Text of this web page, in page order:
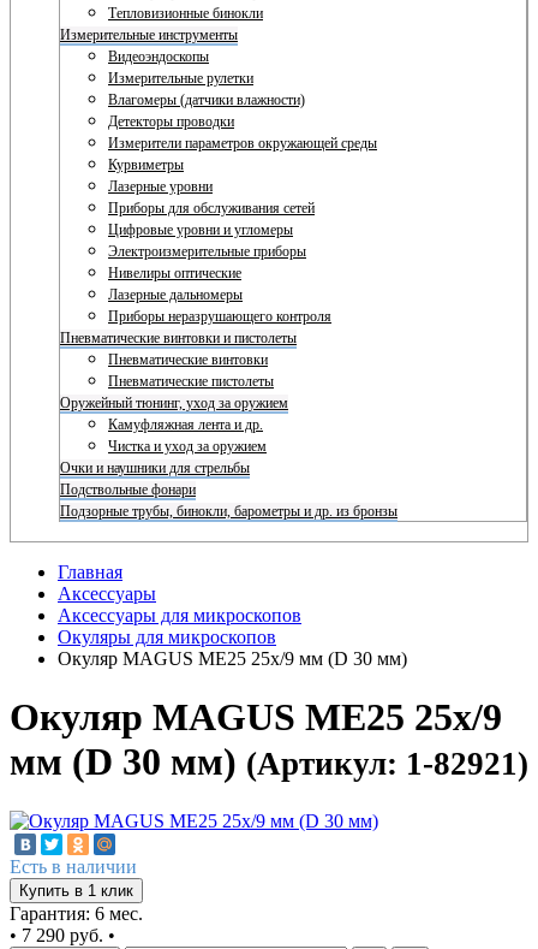
Тепловизионные бинокли
Измерительные инструменты
Видеоэндоскопы
Измерительные рулетки
Влагомеры (датчики влажности)
Детекторы проводки
Измерители параметров окружающей среды
Курвиметры
Лазерные уровни
Приборы для обслуживания сетей
Цифровые уровни и угломеры
Электроизмерительные приборы
Нивелиры оптические
Лазерные дальномеры
Приборы неразрушающего контроля
Пневматические винтовки и пистолеты
Пневматические винтовки
Пневматические пистолеты
Оружейный тюнинг, уход за оружием
Камуфляжная лента и др.
Чистка и уход за оружием
Очки и наушники для стрельбы
Подствольные фонари
Подзорные трубы, бинокли, барометры и др. из бронзы
Главная
Аксессуары
Аксессуары для микроскопов
Окуляры для микроскопов
Окуляр MAGUS ME25 25х/9 мм (D 30 мм)
Окуляр MAGUS ME25 25х/9
мм (D 30 мм) (Артикул: 1-82921)
Есть в наличии
Купить в 1 клик
Гарантия: 6 мес.
• 7 290 руб. •